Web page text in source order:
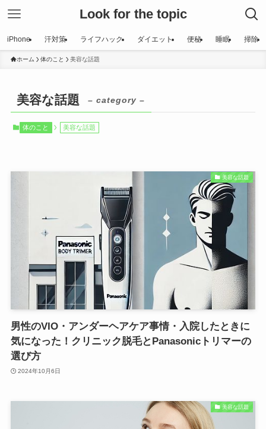
Look for the topic
iPhone 汗対策 ライフハック ダイエット 便秘 睡眠 掃除
ホーム 体のこと 美容な話題
美容な話題 – category –
体のこと 美容な話題
美容な話題
男性のVIO・アンダーヘアケア事情・入院したときに
気になった！クリニック脱毛とPanasonicトリマーの
選び方
2024年10月6日
美容な話題